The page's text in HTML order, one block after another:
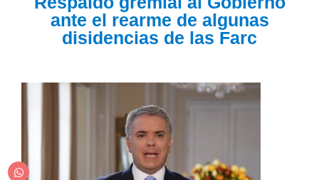
ante el rearme de algunas
disidencias de las Farc